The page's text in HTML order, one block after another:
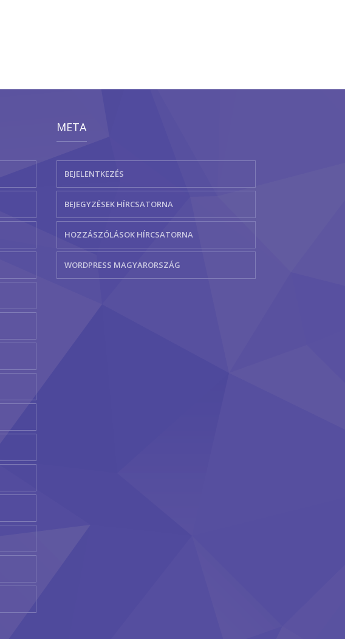
META
BEJELENTKEZÉS
BEJEGYZÉSEK HÍRCSATORNA
HOZZÁSZÓLÁSOK HÍRCSATORNA
WORDPRESS MAGYARORSZÁG